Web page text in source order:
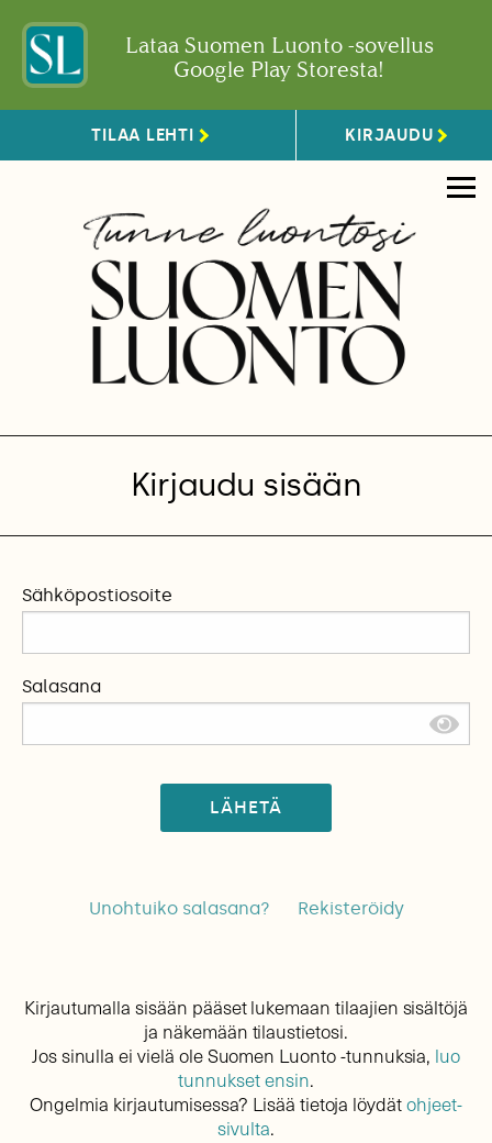
Lataa Suomen Luonto -sovellus
Google Play Storesta!
TILAA LEHTI KIRJAUDU
Kirjaudu sisään
Sähköpostiosoite
Salasana
LÄHETÄ
Unohtuiko salasana? Rekisteröidy
Kirjautumalla sisään pääset lukemaan tilaajien sisältöjä
ja näkemään tilaustietosi.
Jos sinulla ei vielä ole Suomen Luonto -tunnuksia, luo
tunnukset ensin.
Ongelmia kirjautumisessa? Lisää tietoja löydätohjeet-
sivulta.